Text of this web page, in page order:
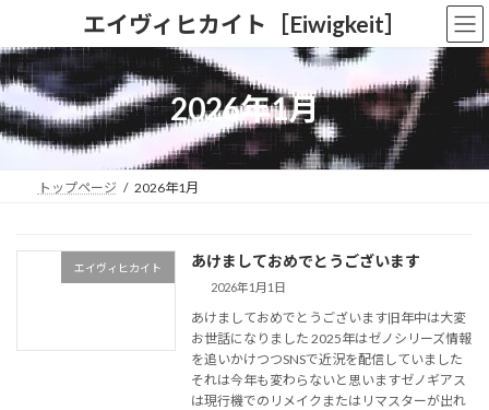
テ
ン
ツ
へ
ス
ゲ
ー
シ
ョ
ン
エイヴィヒカイト［Eiwigkeit］
2026年1月
トップページ 2026年1月
エイヴィヒカイト あけましておめでとうございます
2026年1月1日
あけましておめでとうございます旧年中は大変
お世話になりました 2025年はゼノシリーズ情報
を追いかけつつSNSで近況を配信していました
それは今年も変わらないと思いますゼノギアス
は現行機でのリメイクまたはリマスターが出れ